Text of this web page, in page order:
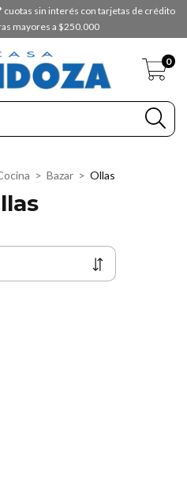
cuotas sin interés con tarjetas de crédito
mayores a $250.000
0
> Bazar > Ollas